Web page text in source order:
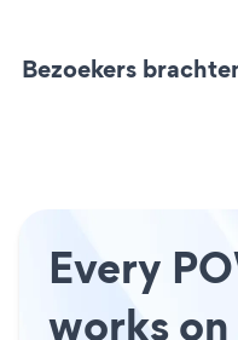
Bezoekers
Every
works on